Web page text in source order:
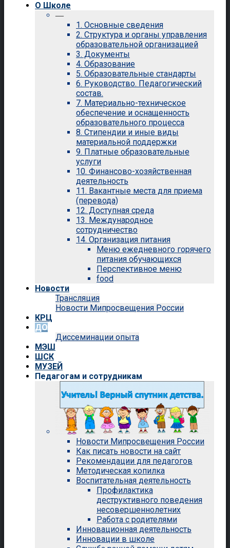
О Школе
—
1. Основные сведения
2. Структура и органы управления
образовательной организацией
3. Документы
4. Образование
5. Образовательные стандарты
6. Руководство. Педагогический
состав.
7. Материально-техническое
обеспечение и оснащенность
образовательного процесса
8. Стипендии и иные виды
материальной поддержки
9. Платные образовательные
услуги
10. Финансово-хозяйственная
деятельность
11. Вакантные места для приема
(перевода)
12. Доступная среда
13. Международное
сотрудничество
14. Организация питания
Меню ежедневного горячего
питания обучающихся
Перспективное меню
food
Новости
Трансляция
Новости Мипросвещения России
КРЦ
ДО
Диссеминации опыта
МЭШ
ШСК
МУЗЕЙ
Педагогам и сотрудникам
Новости Мипросвещения России
Как писать новости на сайт
Рекомендации для педагогов
Методическая копилка
Воспитательная деятельность
Профилактика
деструктивного поведения
несовершеннолетних
Работа с родителями
Инновационная деятельность
Инновации в школе